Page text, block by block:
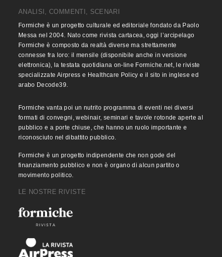
ANALISI, COMMENTI, SCENARI
Formiche è un progetto culturale ed editoriale fondato da Paolo
Messa nel 2004. Nato come rivista cartacea, oggi l’arcipelago
Formiche è composto da realtà diverse ma strettamente
connesse fra loro: il mensile (disponibile anche in versione
elettronica), la testata quotidiana on-line Formiche.net, le riviste
specializzate Airpress e Healthcare Policy e il sito in inglese ed
arabo Decode39.
Formiche vanta poi un nutrito programma di eventi nei diversi
formati di convegni, webinair, seminari e tavole rotonde aperte al
pubblico e a porte chiuse, che hanno un ruolo importante e
riconosciuto nel dibattito pubblico.
Formiche è un progetto indipendente che non gode del
finanziamento pubblico e non è organo di alcun partito o
movimento politico.
LE NOSTRE RIVISTE